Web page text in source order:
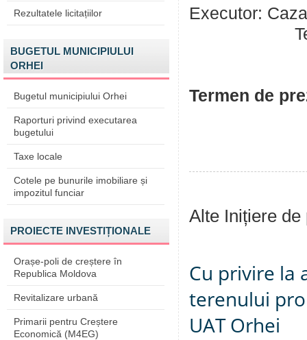
Rezultatele licitațiilor
BUGETUL MUNICIPIULUI
ORHEI
Bugetul municipiului Orhei
Raporturi privind executarea
bugetului
Taxe locale
Cotele pe bunurile imobiliare și
impozitul funciar
PROIECTE INVESTIȚIONALE
Orașe-poli de creștere în
Republica Moldova
Revitalizare urbană
Primarii pentru Creștere
Economică (M4EG)
Executor:
Tel:0235-
Termen de
Alte Inițiere de
Cu privire la
terenului
UAT Orhei